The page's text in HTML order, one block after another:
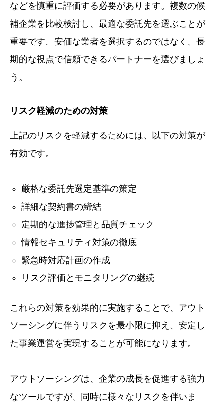
などを慎重に評価する必要があります。複数の候
補企業を比較検討し、最適な委託先を選ぶことが
重要です。安価な業者を選択するのではなく、長
期的な視点で信頼できるパートナーを選びましょ
う。
リスク軽減のための対策
上記のリスクを軽減するためには、以下の対策が
有効です。
厳格な委託先選定基準の策定
詳細な契約書の締結
定期的な進捗管理と品質チェック
情報セキュリティ対策の徹底
緊急時対応計画の作成
リスク評価とモニタリングの継続
これらの対策を効果的に実施することで、アウト
ソーシングに伴うリスクを最小限に抑え、安定し
た事業運営を実現することが可能になります。
アウトソーシングは、企業の成長を促進する強力
なツールですが、同時に様々なリスクを伴いま